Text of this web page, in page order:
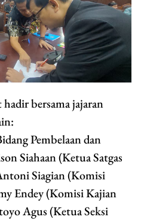
bersama jajaran
Pembelaan dan
Siahaan (Ketua Satgas
Siagian (Komisi
Endey (Komisi Kajian
Agus (Ketua Seksi